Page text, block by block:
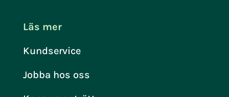
Läs mer
Kundservice
Jobba hos oss